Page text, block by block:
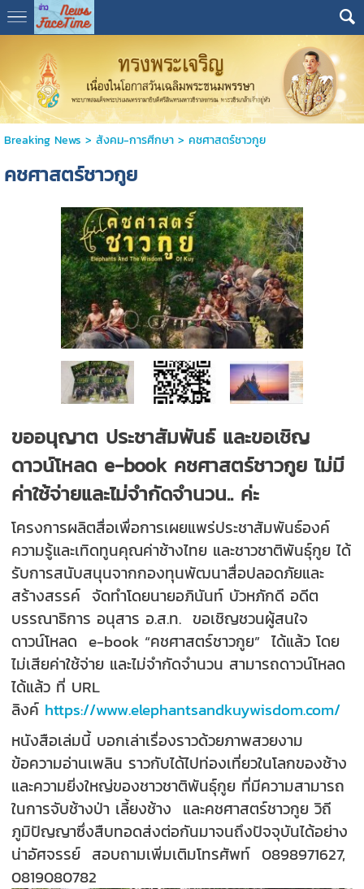
Breaking News > สังคม-การศีกษา> คชศาสตร์ชาวกูย
คชศาสตร์ชาวกูย
ขออนุญาต​ ประชาสัมพันธ์​ และขอเชิญ
ดาวน์โหลด​ e-book​ คชศาสตร์ชาวกูย​ ไม่​มี
ค่าใช้จ่ายและไม่จำกัดจำนวน.. ค่ะ
โครงการผลิตสื่อเพื่อการเผยแพร่ประชาสัมพันธ์องค์
ความรู้และเทิ​ดทูนคุณค่าช้างไทย​ และชาวชาติพันธุ์กูย ได้
รับการสนับสนุนจากกองทุนพัฒนาสื่อปลอดภัยและ
สร้างสรรค์ จัดทำโดยนายอภินันท์ บัวหภักดี อดีต
บรรณาธิการ อนุสาร อ.ส.ท. ขอเชิญชวนผู้สนใจ
ดาวน์โหลด e-book “คชศาสตร์ชาวกูย” ได้แล้ว โดย
ไม่เสียค่าใช้จ่าย และไม่จำกัดจำนวน สามารถดาวน์โหลด
ได้แล้ว ที่ URL
ลิงค์ https://www.elephantsandkuywisdom.com/
หนังสือเล่มนี้ บอกเล่าเรื่องราวด้วยภาพสวยงาม
ข้อความอ่านเพลิน ราวกับได้ไปท่องเที่ยวในโลกของช้าง
และความยิ่งใหญ่ของชาวชาติพันธุ์กูย ที่มีความสามารถ
ในการจับช้างป่า เลี้ยงช้าง และคชศาสตร์ชาวกูย วิถี
ภูมิปัญญาซึ่งสืบทอดส่งต่อกันมาจนถึงปัจจุบันได้อย่าง
น่าอัศจรรย์ สอบถามเพิ่มเติมโทรศัพท์ 0898971627,
0819080782